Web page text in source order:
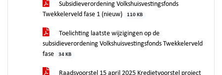
Subsidieverordening Volkshuisvestingsfonds
Twekkelerveld fase 1 (nieuw)
110 KB
Toelichting laatste wijzigingen op de
subsidieverordening Volkshuisvestingsfonds Twekkelerveld
fase
34 KB
Raadsvoorstel 15 april 2025 Kredietvoorstel project